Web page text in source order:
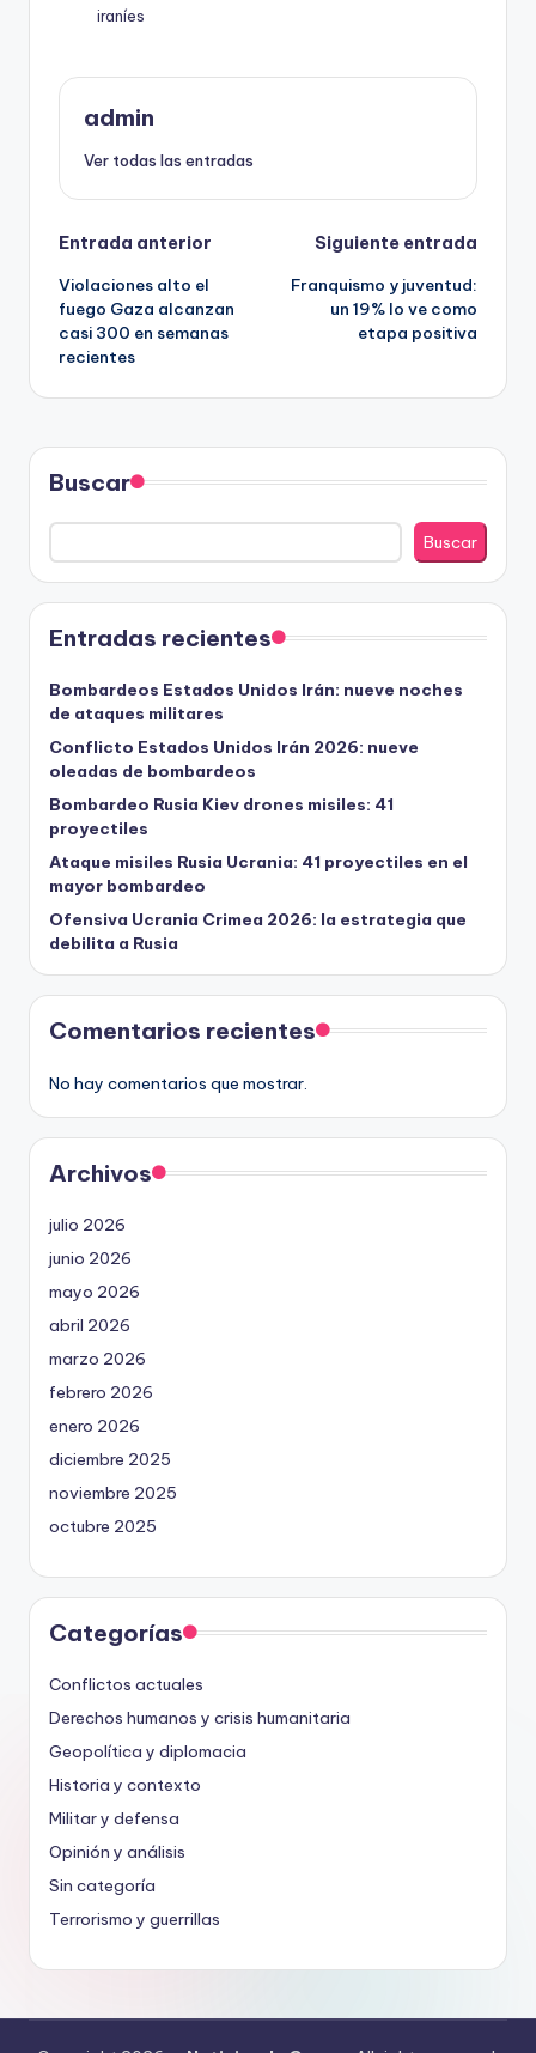
iraníes
admin
Ver todas las entradas
Navegación
de
entradas
Entrada anterior
Violaciones alto el
fuego Gaza alcanzan
casi 300 en semanas
recientes
Siguiente entrada
Franquismo y juventud:
un 19% lo ve como
etapa positiva
Buscar
Buscar
Entradas recientes
Bombardeos Estados Unidos Irán: nueve noches
de ataques militares
Conflicto Estados Unidos Irán 2026: nueve
oleadas de bombardeos
Bombardeo Rusia Kiev drones misiles: 41
proyectiles
Ataque misiles Rusia Ucrania: 41 proyectiles en el
mayor bombardeo
Ofensiva Ucrania Crimea 2026: la estrategia que
debilita a Rusia
Comentarios recientes
No hay comentarios que mostrar.
Archivos
julio 2026
junio 2026
mayo 2026
abril 2026
marzo 2026
febrero 2026
enero 2026
diciembre 2025
noviembre 2025
octubre 2025
Categorías
Conflictos actuales
Derechos humanos y crisis humanitaria
Geopolítica y diplomacia
Historia y contexto
Militar y defensa
Opinión y análisis
Sin categoría
Terrorismo y guerrillas